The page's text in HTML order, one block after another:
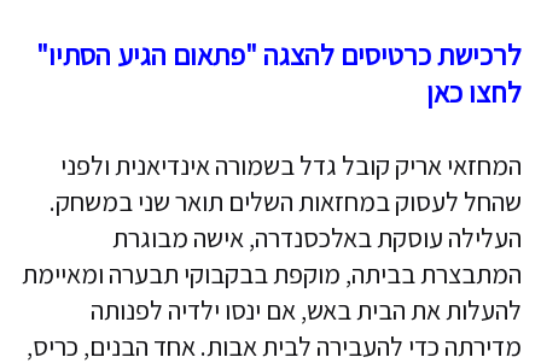
לרכישת כרטיסים להצגה "פתאום הגיע הסתיו"
לחצו כאן
המחזאי אריק קובל גדל בשמורה אינדיאנית ולפני
שהחל לעסוק במחזאות השלים תואר שני במשחק.
העלילה עוסקת באלכסנדרה, אישה מבוגרת
המתבצרת בביתה, מוקפת בבקבוקי תבערה ומאיימת
להעלות את הבית באש, אם ינסו ילדיה לפנותה
מדירתה כדי להעבירה לבית אבות. אחד הבנים, כריס,